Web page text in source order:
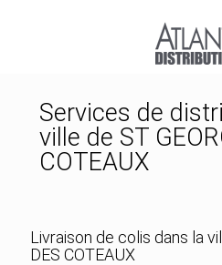
Services de
ville de ST
COTEAUX
Livraison de colis dans la
DES COTEAUX